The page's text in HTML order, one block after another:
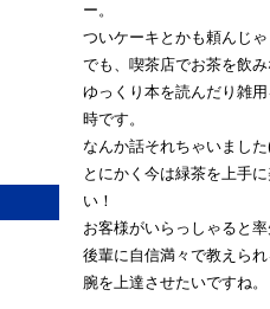
ー。
ついケーキとかも頼んじ
でも、喫茶店でお茶を飲
ゆっくり本を読んだり雑
時です。
なんか話それちゃいました
とにかく今は緑茶を上手
い！
お客様がいらっしゃると
後輩に自信満々で教えら
腕を上達させたいですね。